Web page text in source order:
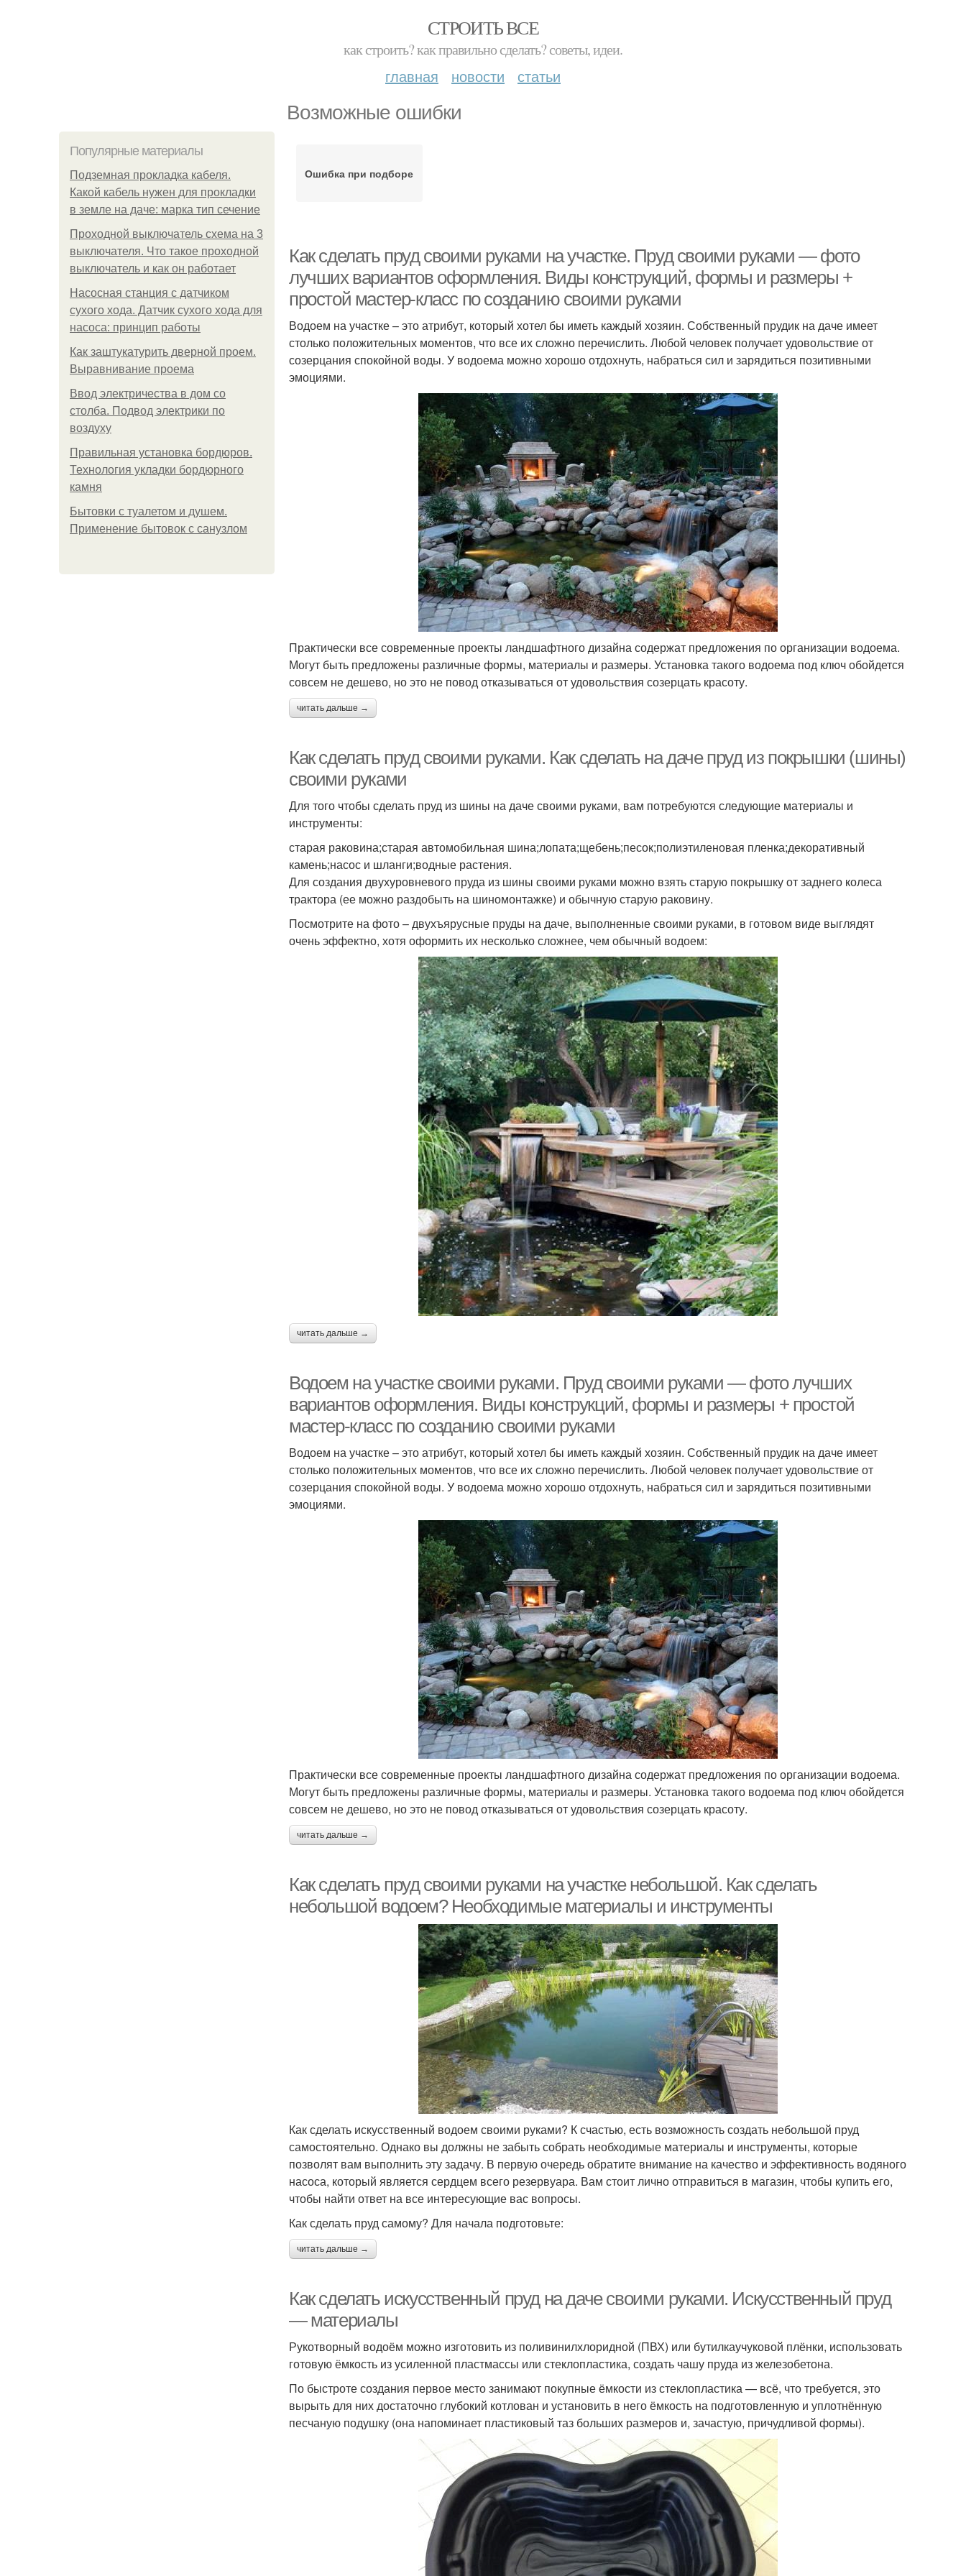
СТРОИТЬ ВСЕ
как строить? как правильно сделать? советы, идеи.
главная новости статьи
Возможные ошибки
Популярные материалы
Подземная прокладка кабеля.
Какой кабель нужен для прокладки
в земле на даче: марка тип сечение
Проходной выключатель схема на 3
выключателя. Что такое проходной
выключатель и как он работает
Насосная станция с датчиком
сухого хода. Датчик сухого хода для
насоса: принцип работы
Как заштукатурить дверной проем.
Выравнивание проема
Ввод электричества в дом со
столба. Подвод электрики по
воздуху
Правильная установка бордюров.
Технология укладки бордюрного
камня
Бытовки с туалетом и душем.
Применение бытовок с санузлом
Ошибка при подборе
Как сделать пруд своими руками на участке. Пруд своими руками — фото
лучших вариантов оформления. Виды конструкций, формы и размеры +
простой мастер-класс по созданию своими руками
Водоем на участке – это атрибут, который хотел бы иметь каждый хозяин. Собственный прудик на даче имеет
столько положительных моментов, что все их сложно перечислить. Любой человек получает удовольствие от
созерцания спокойной воды. У водоема можно хорошо отдохнуть, набраться сил и зарядиться позитивными
эмоциями.
Практически все современные проекты ландшафтного дизайна содержат предложения по организации водоема.
Могут быть предложены различные формы, материалы и размеры. Установка такого водоема под ключ обойдется
совсем не дешево, но это не повод отказываться от удовольствия созерцать красоту.
читать дальше →
Как сделать пруд своими руками. Как сделать на даче пруд из покрышки (шины)
своими руками
Для того чтобы сделать пруд из шины на даче своими руками, вам потребуются следующие материалы и
инструменты:
старая раковина;старая автомобильная шина;лопата;щебень;песок;полиэтиленовая пленка;декоративный
камень;насос и шланги;водные растения.
Для создания двухуровневого пруда из шины своими руками можно взять старую покрышку от заднего колеса
трактора (ее можно раздобыть на шиномонтажке) и обычную старую раковину.
Посмотрите на фото – двухъярусные пруды на даче, выполненные своими руками, в готовом виде выглядят
очень эффектно, хотя оформить их несколько сложнее, чем обычный водоем:
читать дальше →
Водоем на участке своими руками. Пруд своими руками — фото лучших
вариантов оформления. Виды конструкций, формы и размеры + простой
мастер-класс по созданию своими руками
Водоем на участке – это атрибут, который хотел бы иметь каждый хозяин. Собственный прудик на даче имеет
столько положительных моментов, что все их сложно перечислить. Любой человек получает удовольствие от
созерцания спокойной воды. У водоема можно хорошо отдохнуть, набраться сил и зарядиться позитивными
эмоциями.
Практически все современные проекты ландшафтного дизайна содержат предложения по организации водоема.
Могут быть предложены различные формы, материалы и размеры. Установка такого водоема под ключ обойдется
совсем не дешево, но это не повод отказываться от удовольствия созерцать красоту.
читать дальше →
Как сделать пруд своими руками на участке небольшой. Как сделать
небольшой водоем? Необходимые материалы и инструменты
Как сделать искусственный водоем своими руками? К счастью, есть возможность создать небольшой пруд
самостоятельно. Однако вы должны не забыть собрать необходимые материалы и инструменты, которые
позволят вам выполнить эту задачу. В первую очередь обратите внимание на качество и эффективность водяного
насоса, который является сердцем всего резервуара. Вам стоит лично отправиться в магазин, чтобы купить его,
чтобы найти ответ на все интересующие вас вопросы.
Как сделать пруд самому? Для начала подготовьте:
читать дальше →
Как сделать искусственный пруд на даче своими руками. Искусственный пруд
— материалы
Рукотворный водоём можно изготовить из поливинилхлоридной (ПВХ) или бутилкаучуковой плёнки, использовать
готовую ёмкость из усиленной пластмассы или стеклопластика, создать чашу пруда из железобетона.
По быстроте создания первое место занимают покупные ёмкости из стеклопластика — всё, что требуется, это
вырыть для них достаточно глубокий котлован и установить в него ёмкость на подготовленную и уплотнённую
песчаную подушку (она напоминает пластиковый таз больших размеров и, зачастую, причудливой формы).